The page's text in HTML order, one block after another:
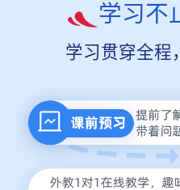
学习不
学习贯穿全程